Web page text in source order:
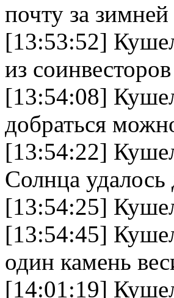
почту за
[13:53:52]
из соинвесторов
[13:54:08]
добраться
[13:54:22]
Солнца удалось
[13:54:25]
[13:54:45]
один камень
[14:01:19]